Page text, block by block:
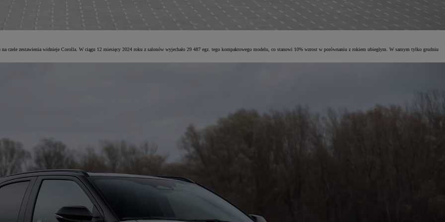
czele zestawienia widnieje Corolla. W ciągu 12 miesięcy 2024 roku z salonów wyjechało 29 487 egz. tego kompaktowego modelu, co stanowi 10% wzrost w porównaniu z rokiem ubiegłym. W samym tylko grudniu